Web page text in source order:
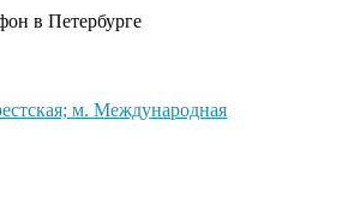
в Петербурге
м. Международная